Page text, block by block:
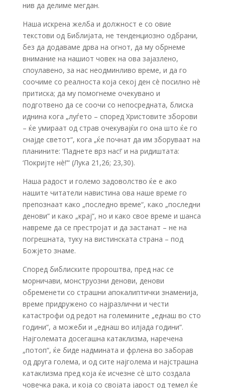
нив да делиме мегдан.
Наша искрена желба и должност е со овие
текстови од Библијата, не тенденциозно одбрани,
без да додаваме дрва на огнот, да му обрнеме
внимание на нашиот човек на ова зајазлено,
споулавено, за нас неодминливо време, и да го
соочиме со реалноста која секој ден сè посилно нè
притиска; да му помогнеме очекувано и
подготвено да се соочи со непосредната, блиска
иднина кога „луѓето – според Христовите зборови
– ќе умираат од страв очекувајќи го она што ќе го
снајде светот“, кога „ќе почнат да им зборуваат на
планините: ‘Паднете врз нас!’ и на ридиштата:
‘Покријте нè!’“ (Лука 21,26; 23,30).
Наша радост и големо задоволство ќе е ако
нашите читатели навистина ова наше време го
препознаат како „последно време“, како „последни
денови“ и како „крај“, но и како свое време и шанса
навреме да се престројат и да застанат – не на
погрешната, туку на вистинската страна – под
Божјето знаме.
Според библиските пророштва, пред нас се
морничави, монструозни денови, денови
обременети со страшни апокалиптички знаменија,
време придружено со најразлични и чести
катастрофи од редот на големините „еднаш во сто
години“, а можеби и „еднаш во илјада години“.
Најголемата досегашна катаклизма, наречена
„потоп“, ќе биде надмината и фрлена во заборав
од друга голема, и од сите најголема и најстрашна
катаклизма пред која ќе исчезне сè што создала
човечка рака, и која со својата јарост од темел ќе